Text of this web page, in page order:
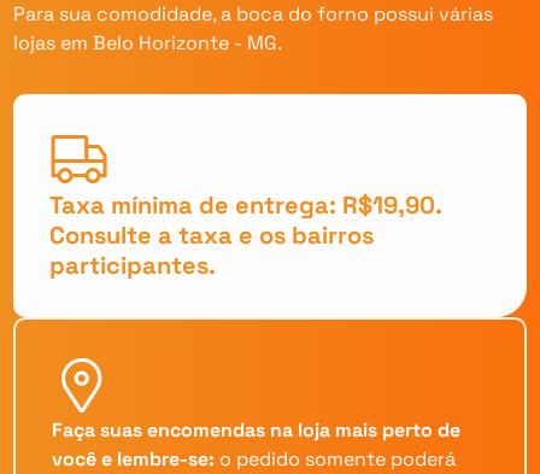
Para sua comodidade, a boca do forno possui várias
lojas em Belo Horizonte - MG.
Taxa mínima de entrega: R$19,90.
Consulte a taxa e os bairros
participantes.
Faça suas encomendas na loja mais perto de
você e lembre-se: o pedido somente poderá